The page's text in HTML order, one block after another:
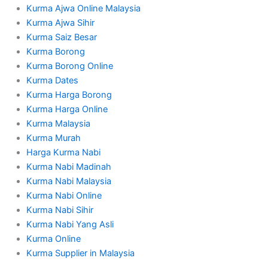
Kurma Ajwa Online Malaysia
Kurma Ajwa Sihir
Kurma Saiz Besar
Kurma Borong
Kurma Borong Online
Kurma Dates
Kurma Harga Borong
Kurma Harga Online
Kurma Malaysia
Kurma Murah
Harga Kurma Nabi
Kurma Nabi Madinah
Kurma Nabi Malaysia
Kurma Nabi Online
Kurma Nabi Sihir
Kurma Nabi Yang Asli
Kurma Online
Kurma Supplier in Malaysia